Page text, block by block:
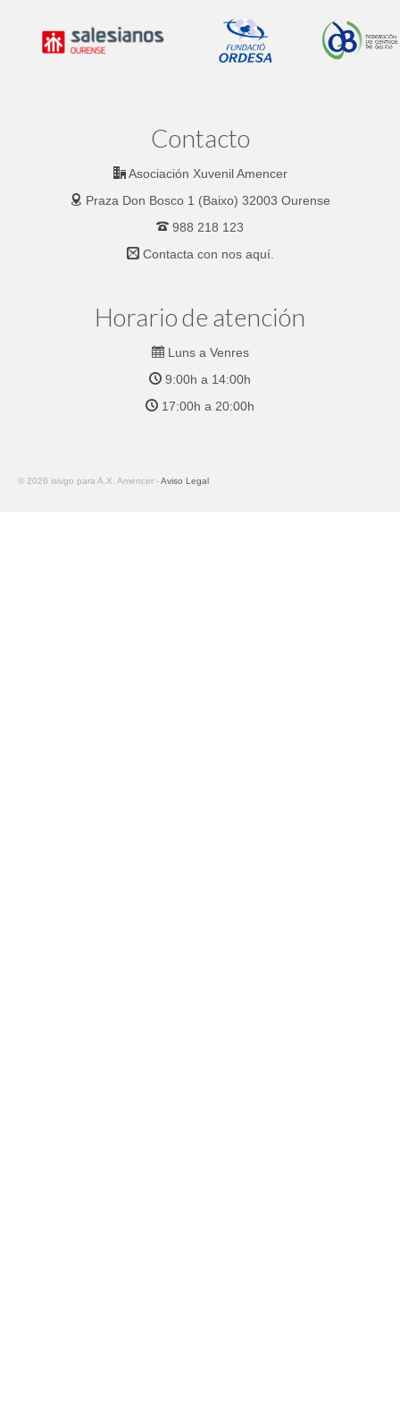
Contacto
Asociación Xuvenil Amencer
Praza Don Bosco 1 (Baixo) 32003 Ourense
988 218 123
Contacta con nos aquí.
Horario de atención
Luns a Venres
9:00h a 14:00h
17:00h a 20:00h
© 2026 isivgo para A.X. Amencer -Aviso Legal